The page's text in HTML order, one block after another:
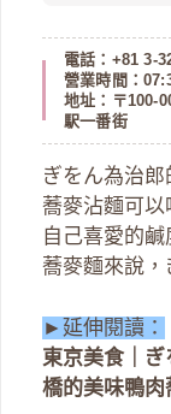
電話：+81 3-
營業時間：
地址：〒100-
駅一番街
ぎをん為治
蕎麥沾麵可
自己喜愛的
蕎麥麵來說
►延伸閱讀：
東京美食｜
橋的美味鴨肉